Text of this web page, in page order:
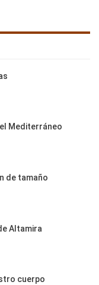
Mediterráneo
de tamaño
Altamira
cuerpo